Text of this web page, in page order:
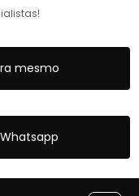
mesmo